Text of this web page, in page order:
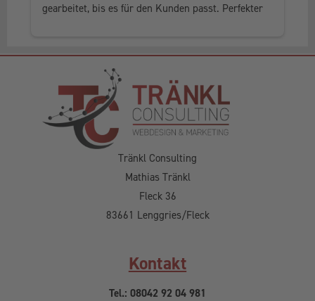
gearbeitet, bis es für den Kunden passt. Perfekter
Tränkl Consulting
Mathias Tränkl
Fleck 36
83661 Lenggries/Fleck
Kontakt
Tel.: 08042 92 04 981